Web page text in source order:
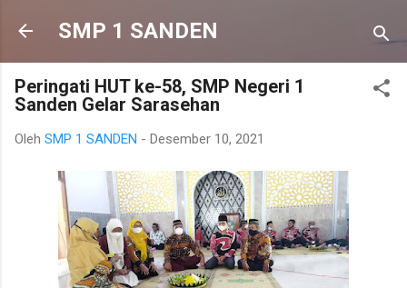
Langsung ke konten utama
SMP 1 SANDEN
Peringati HUT ke-58, SMP Negeri 1
Sanden Gelar Sarasehan
Oleh SMP 1 SANDEN - Desember 10, 2021